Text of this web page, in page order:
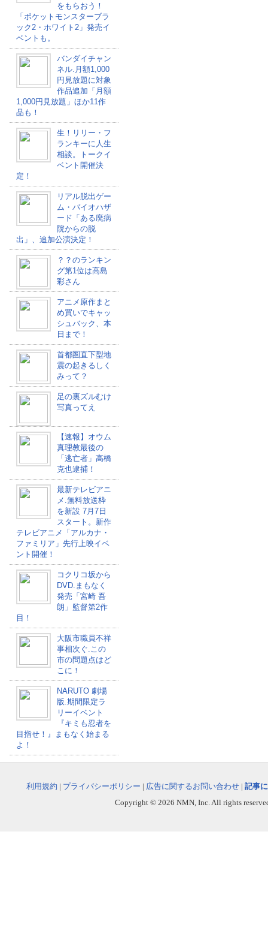
をもらおう！
「ポケットモンスターブラ
ック2・ホワイト2」発売イ
ベントも。
バンダイチャン
ネル.月額1,000
円見放題に対象
作品追加「月額
1,000円見放題」ほか11作
品も！
生！リリー・フ
ランキーに人生
相談。トークイ
ベント開催決
定！
リアル脱出ゲー
ム・バイオハザ
ード「ある廃病
院からの脱
出」、追加公演決定！
？？のランキン
グ第1位は高島
彩さん
アニメ原作まと
め買いでキャッ
シュバック、本
日まで！
首都圏直下型地
震の起きるしく
みって？
足の裏ズルむけ
写真ってえ
【速報】オウム
真理教最後の
「逃亡者」高橋
克也逮捕！
最新テレビアニ
メ.無料放送枠
を新設 7月7日
スタート。新作
テレビアニメ「アルカナ・
ファミリア」先行上映イベ
ント開催！
コクリコ坂から
DVD.まもなく
発売「宮崎 吾
朗」監督第2作
目！
大阪市職員不祥
事相次ぐ.この
市の問題点はど
こに！
NARUTO 劇場
版.期間限定ラ
リーイベント
『キミも忍者を
目指せ！』まもなく始まる
よ！
利用規約 | プライバシーポリシー | 広告に関するお問い合わせ | 記事
Copyright © 2026 NMN, Inc. All rights